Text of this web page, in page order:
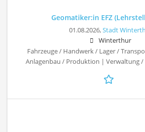
Geomatiker:in EFZ
01.08.2026,Stadt
Winterthur
Fahrzeuge / Handwerk / Lager /
Anlagenbau / Produktion | Verwaltung /